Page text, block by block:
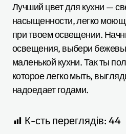
Лучший цвет для кухни —
насыщенности, легко
при твоем освещении.
освещения, выбери
маленькой кухни. Так ты
которое легко мыть,
надоедает годами.
К-сть переглядів: 44